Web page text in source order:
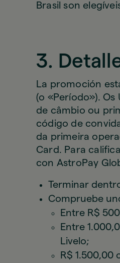
Brasil son
3.
La promoción
(o «Período»).
de câmbio ou
código de
da primeira
Card. Para
con AstroPay
Terminar
Compruebe
Entre R$
Entre
Livelo;
R$ 1.500,00